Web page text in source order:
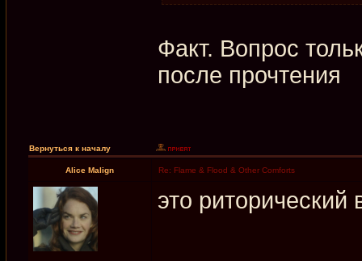
Факт. Вопрос
после прочтения
Вернуться к началу
Alice Malign Re: Flame & Flood & Other Comforts
это риторический